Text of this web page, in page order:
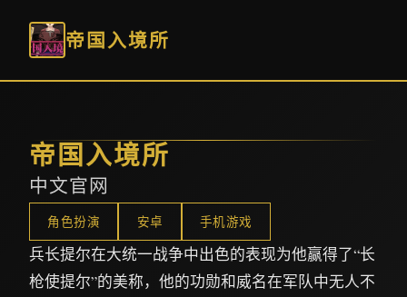
帝国入境所
帝国入境所
中文官网
角色扮演 安卓 手机游戏
兵长提尔在大统一战争中出色的表现为他赢得了“长
枪使提尔”的美称，他的功勋和威名在军队中无人不